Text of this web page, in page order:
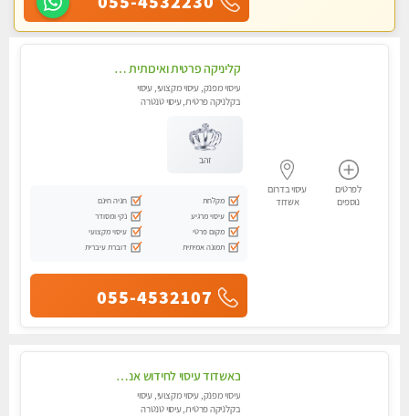
לפרטים
נוספים
עיסוי בדרום
אשדוד
קליניקה פרטית ואיכותית באשדוד 0535019250
עיסוי מפנק, עיסוי מקצועי, עיסוי
בקלניקה פרטית, עיסוי טנטרה
זהב
מקלחת
חניה חינם
עיסוי מרגיע
נקי ומסודר
מקום פרטי
עיסוי מקצועי
תמונה אמיתית
דוברת עיברית
055-4532107
באשדוד עיסוי לחידוש אנרגיות עיסוי חלומי מומלץ מאוד ! highly recommended..new in the city
עיסוי מפנק, עיסוי מקצועי, עיסוי
בקלניקה פרטית, עיסוי טנטרה